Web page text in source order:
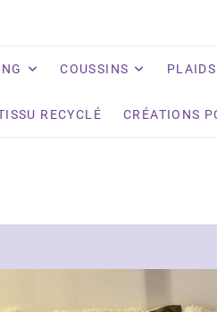
COUSSINS PLAIDS
RECYCLÉ CRÉATIONS